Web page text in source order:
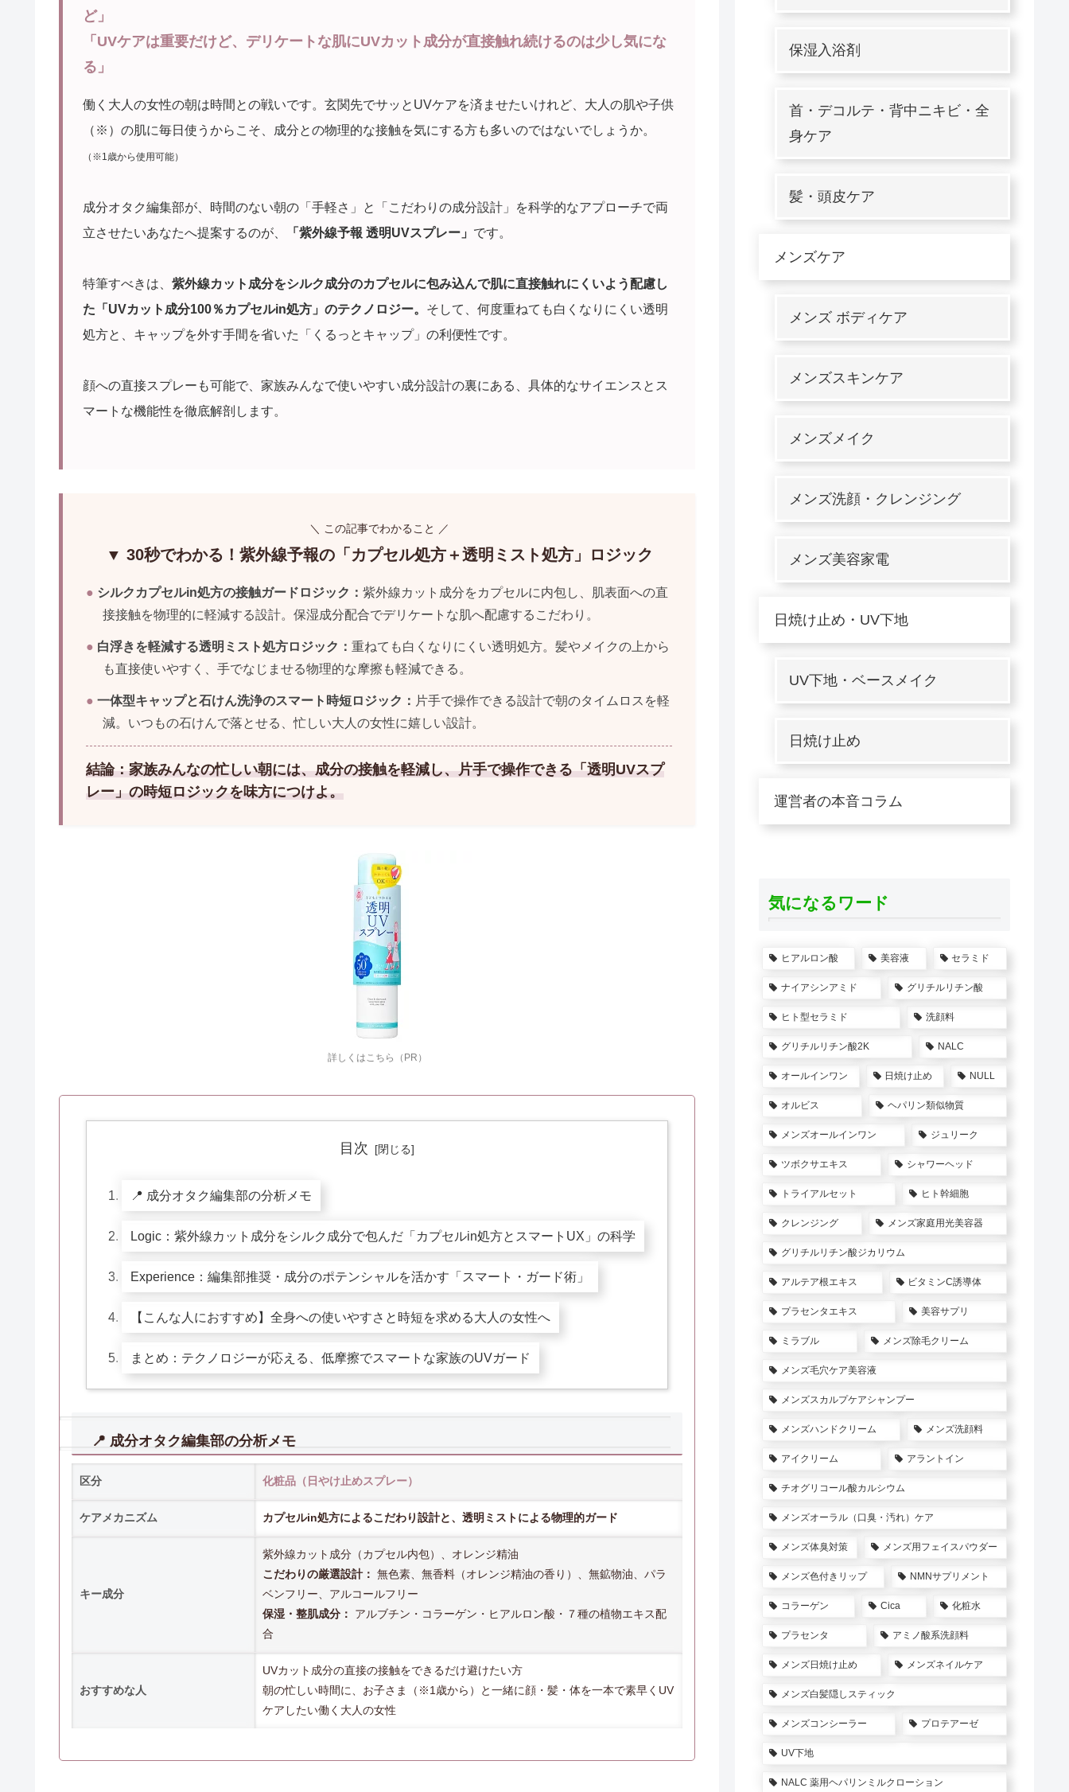
ど」
「UVケアは重要だけど、デリケートな肌にUVカット成分が直接触れ続けるのは少し気にな
る」
働く大人の女性の朝は時間との戦いです。玄関先でサッとUVケアを済ませたいけれど、大人の肌や子供
（※）の肌に毎日使うからこそ、成分との物理的な接触を気にする方も多いのではないでしょうか。
（※1歳から使用可能）
成分オタク編集部が、時間のない朝の「手軽さ」と「こだわりの成分設計」を科学的なアプローチで両
立させたいあなたへ提案するのが、
「紫外線予報 透明UVスプレー」 です。
特筆すべきは、 紫外線カット成分をシルク成分のカプセルに包み込んで肌に直接触れにくいよう配慮し
た「UVカット成分100％カプセルin処方」のテクノロジー。 そして、何度重ねても白くなりにくい透明
処方と、キャップを外す手間を省いた「くるっとキャップ」の利便性です。
顔への直接スプレーも可能で、家族みんなで使いやすい成分設計の裏にある、具体的なサイエンスとス
マートな機能性を徹底解剖します。
＼ この記事でわかること ／
▼ 30秒でわかる！紫外線予報の「カプセル処方＋透明ミスト処方」ロジック
● シルクカプセルin処方の接触ガードロジック： 紫外線カット成分をカプセルに内包し、肌表面への直
接接触を物理的に軽減する設計。保湿成分配合でデリケートな肌へ配慮するこだわり。
● 白浮きを軽減する透明ミスト処方ロジック： 重ねても白くなりにくい透明処方。髪やメイクの上から
も直接使いやすく、手でなじませる物理的な摩擦も軽減できる。
● 一体型キャップと石けん洗浄のスマート時短ロジック： 片手で操作できる設計で朝のタイムロスを軽
減。いつもの石けんで落とせる、忙しい大人の女性に嬉しい設計。
結論：家族みんなの忙しい朝には、成分の接触を軽減し、片手で操作できる「透明UVスプ
レー」の時短ロジックを味方につけよ。
詳しくはこちら（PR）
目次
📍 成分オタク編集部の分析メモ
Logic：紫外線カット成分をシルク成分で包んだ「カプセルin処方とスマートUX」の科学
Experience：編集部推奨・成分のポテンシャルを活かす「スマート・ガード術」
【こんな人におすすめ】全身への使いやすさと時短を求める大人の女性へ
まとめ：テクノロジーが応える、低摩擦でスマートな家族のUVガード
📍 成分オタク編集部の分析メモ
区分 化粧品（日やけ止めスプレー）
ケアメカニズム カプセルin処方によるこだわり設計と、透明ミストによる物理的ガード
キー成分
紫外線カット成分（カプセル内包）、オレンジ精油
こだわりの厳選設計： 無色素、無香料（オレンジ精油の香り）、無鉱物油、パラ
ベンフリー、アルコールフリー
保湿・整肌成分：
アルブチン・コラーゲン・ヒアルロン酸・７種の植物エキス配
合
おすすめな人
UVカット成分の直接の接触をできるだけ避けたい方
朝の忙しい時間に、お子さま（※1歳から）と一緒に顔・髪・体を一本で素早くUV
ケアしたい働く大人の女性
保湿入浴剤
首・デコルテ・背中ニキビ・全
身ケア
髪・頭皮ケア
メンズケア
メンズ ボディケア
メンズスキンケア
メンズメイク
メンズ洗顔・クレンジング
メンズ美容家電
日焼け止め・UV下地
UV下地・ベースメイク
日焼け止め
運営者の本音コラム
気になるワード
ヒアルロン酸 美容液 セラミド
ナイアシンアミド グリチルリチン酸
ヒト型セラミド 洗顔料
グリチルリチン酸2K NALC
オールインワン 日焼け止め NULL
オルビス ヘパリン類似物質
メンズオールインワン ジュリーク
ツボクサエキス シャワーヘッド
トライアルセット ヒト幹細胞
クレンジング メンズ家庭用光美容器
グリチルリチン酸ジカリウム
アルテア根エキス ビタミンC誘導体
プラセンタエキス 美容サプリ
ミラブル メンズ除毛クリーム
メンズ毛穴ケア美容液
メンズスカルプケアシャンプー
メンズハンドクリーム メンズ洗顔料
アイクリーム アラントイン
チオグリコール酸カルシウム
メンズオーラル（口臭・汚れ）ケア
メンズ体臭対策 メンズ用フェイスパウダー
メンズ色付きリップ NMNサプリメント
コラーゲン Cica 化粧水
プラセンタ アミノ酸系洗顔料
メンズ日焼け止め メンズネイルケア
メンズ白髪隠しスティック
メンズコンシーラー プロテアーゼ
UV下地
NALC 薬用ヘパリンミルクローション